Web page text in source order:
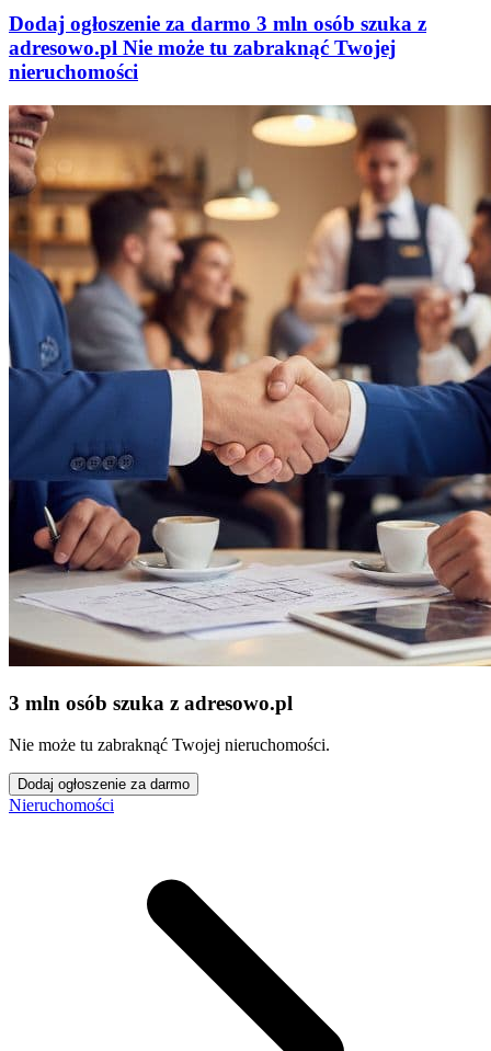
Dodaj ogłoszenie za darmo 3 mln osób szuka z
adresowo.pl Nie może tu zabraknąć Twojej
nieruchomości
3 mln osób szuka z adresowo.pl
Nie może tu zabraknąć Twojej nieruchomości.
Dodaj ogłoszenie za darmo
Nieruchomości